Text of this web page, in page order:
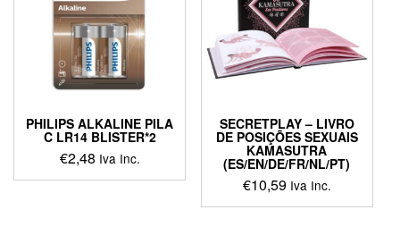
PHILIPS ALKALINE PILA
C LR14 BLISTER*2
€2,48 Iva Inc.
SECRETPLAY – LIVRO
DE POSIÇÕES SEXUAIS
KAMASUTRA
(ES/EN/DE/FR/NL/PT)
€10,59 Iva Inc.